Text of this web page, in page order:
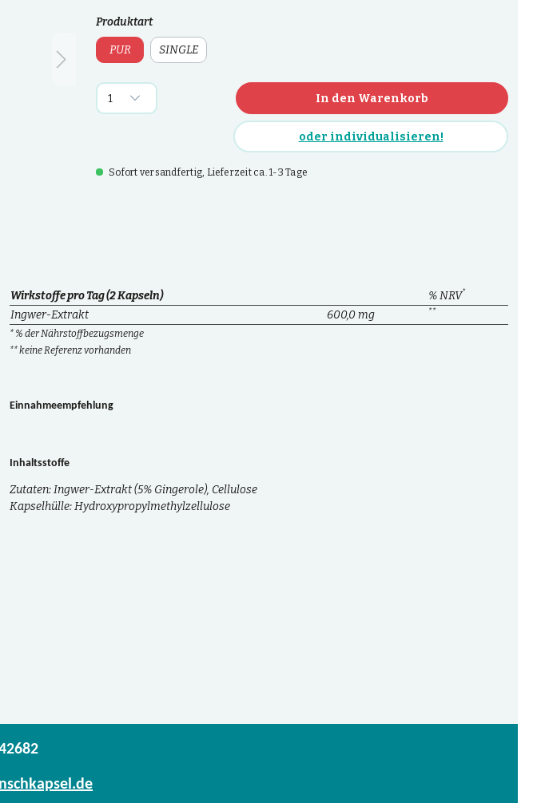
Produktart
PUR SINGLE
In den Warenkorb
oder individualisieren!
Sofort versandfertig, Lieferzeit ca. 1-3 Tage
Wirkstoffe pro Tag (2 Kapseln) % NRV*
Ingwer-Extrakt 600,0 mg **
* % der Nährstoffbezugsmenge
** keine Referenz vorhanden
Einnahmeempfehlung
Inhaltsstoffe
Zutaten: Ingwer-Extrakt (5% Gingerole), Cellulose
Kapselhülle: Hydroxypropylmethylzellulose